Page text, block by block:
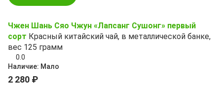
Чжен Шань Сяо Чжун «Лапсанг Сушонг» первый
сорт Красный китайский чай, в металлической банке,
вес 125 грамм
0.0
Наличие: Мало
2 280 ₽